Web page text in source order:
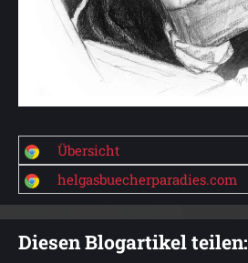
Übersicht
helgasbuecherparadies.com
Diesen Blogartikel teilen: